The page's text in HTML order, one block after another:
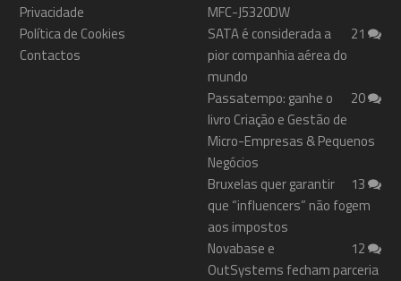
Privacidade
Política de Cookies
Contactos
MFC-J5320DW
21
SATA é considerada a
pior companhia aérea do
mundo
20
Passatempo: ganhe o
livro Criação e Gestão de
Micro-Empresas & Pequenos
Negócios
13
Bruxelas quer garantir
que “influencers” não fogem
aos impostos
12
Novabase e
OutSystems fecham parceria